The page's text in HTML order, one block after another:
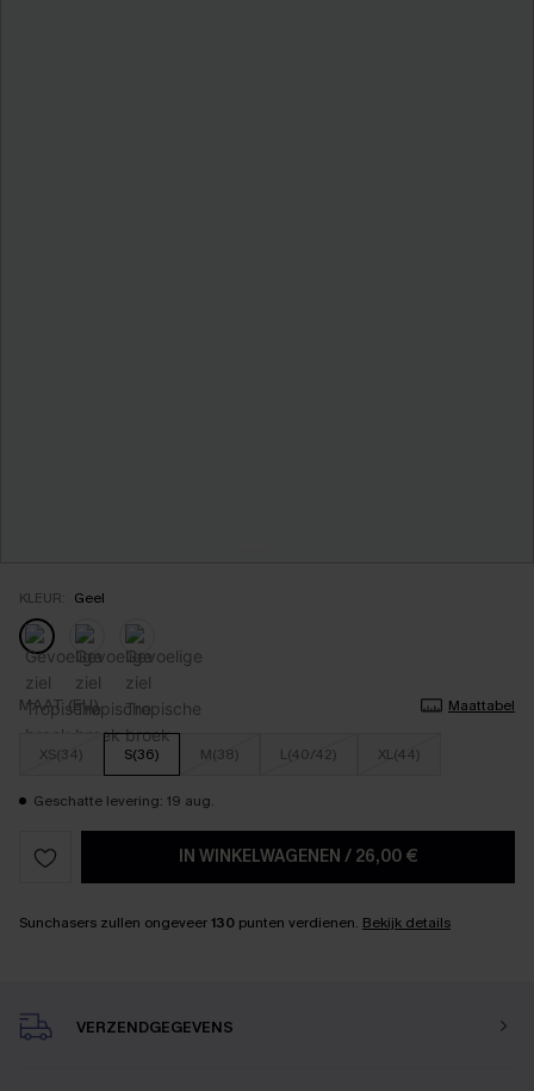
KLEUR: Geel
MAAT (EU) Maattabel
XS(34) S(36) M(38) L(40/42) XL(44)
Geschatte levering: 19 aug.
IN WINKELWAGENEN / 26,00 €
Sunchasers zullen ongeveer130 punten verdienen. Bekijk details
VERZENDGEGEVENS